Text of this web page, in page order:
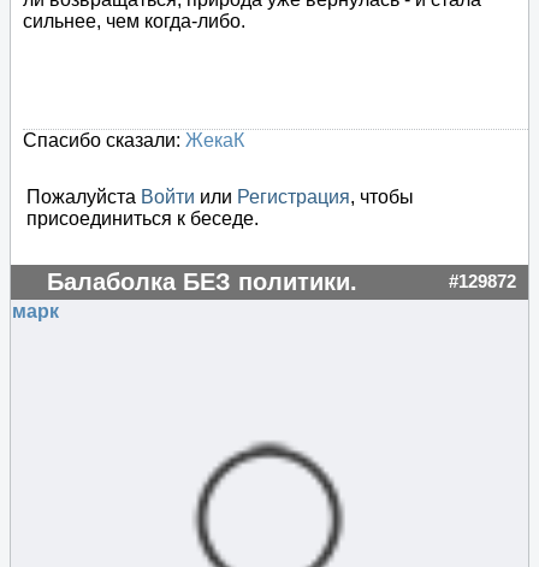
сильнее, чем когда-либо.
Спасибо сказали: ЖекаК
Пожалуйста Войти или Регистрация, чтобы
присоединиться к беседе.
Балаболка БЕЗ политики. #129872
марк